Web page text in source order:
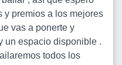
y premios a los mejores
vas a ponerte y
un espacio disponible .
todos los